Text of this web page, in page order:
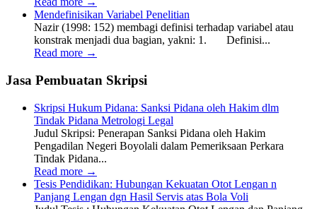
Mendefinisikan Variabel Penelitian
Nazir (1998: 152) membagi definisi terhadap variabel atau
konstrak menjadi dua bagian, yakni: 1. Definisi...
Read more →
Jasa Pembuatan Skripsi
Skripsi Hukum Pidana: Sanksi Pidana oleh Hakim dlm
Tindak Pidana Metrologi Legal
Judul Skripsi: Penerapan Sanksi Pidana oleh Hakim
Pengadilan Negeri Boyolali dalam Pemeriksaan Perkara
Tindak Pidana...
Read more →
Tesis Pendidikan: Hubungan Kekuatan Otot Lengan n
Panjang Lengan dgn Hasil Servis atas Bola Voli